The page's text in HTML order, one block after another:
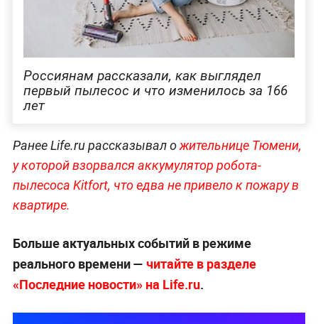
Россиянам рассказали, как выглядел
первый пылесос и что изменилось за 166
лет
Ранее Life.ru рассказывал ожительнице Тюмени,
у которой взорвался аккумулятор робота-
пылесоса Kitfort, что едва не привело к пожару в
квартире.
Больше актуальных событий в режиме
реального времени — читайте в разделе
«Последние новости» на Life.ru.